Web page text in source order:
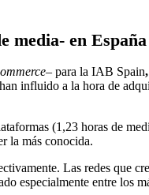
media- en
– para la IAB Spain,
influido a la hora de
(1,23 horas de
la más conocida.
Las redes que
especialmente entre los